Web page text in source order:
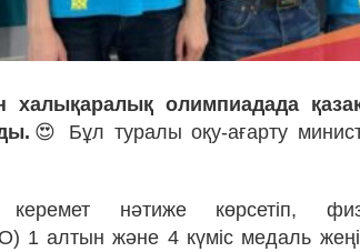
халықаралық олимпиадада
😍 Бұл туралы оқу-ағарту
нәтиже көрсетіп,
1 алтын және 4 күміс медаль